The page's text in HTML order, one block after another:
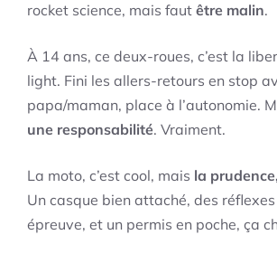
rocket science, mais faut être malin.
À 14 ans, ce deux-roues, c’est la
light. Fini les allers-retours en stop
papa/maman, place à l’autonomie.
une responsabilité. Vraiment.
La moto, c’est cool, mais la
Un casque bien attaché, des
épreuve, et un permis en poche, ça